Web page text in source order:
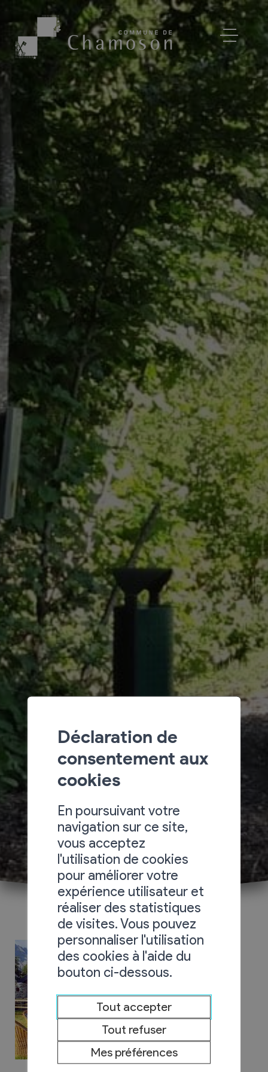
Déclaration de
consentement aux
cookies
En poursuivant votre
navigation sur ce site,
vous acceptez
l'utilisation de cookies
pour améliorer votre
expérience utilisateur et
réaliser des statistiques
de visites. Vous pouvez
personnaliser l'utilisation
des cookies à l'aide du
bouton ci-dessous.
Tout accepter
Tout refuser
Mes préférences